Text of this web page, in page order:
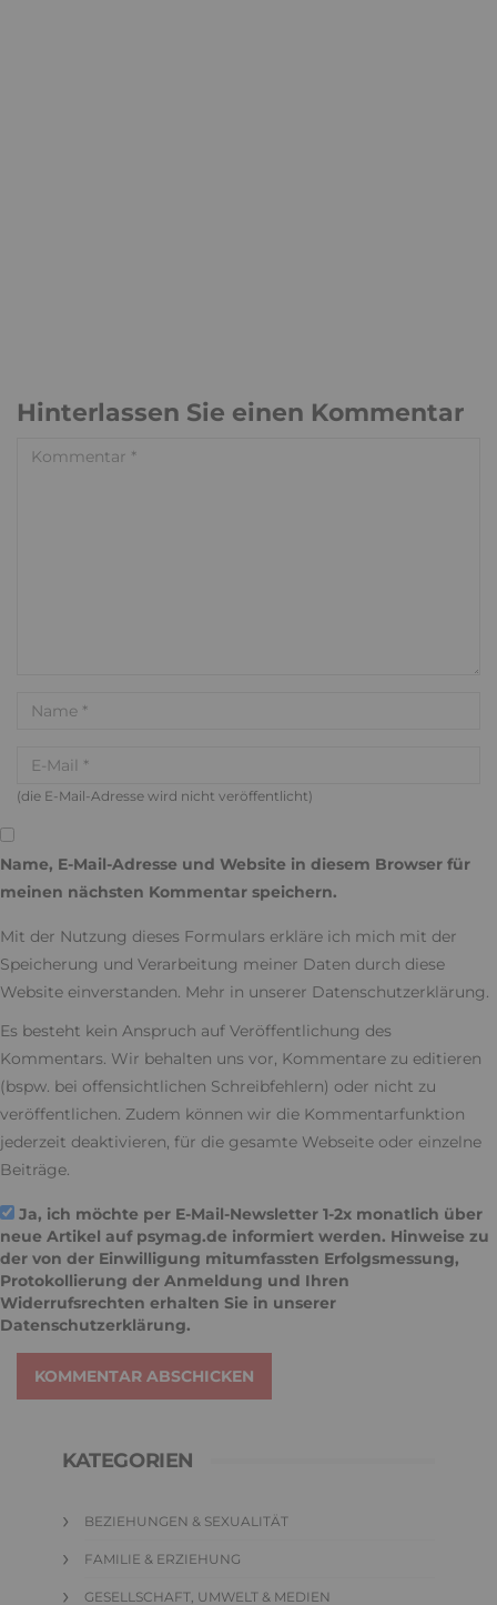
Hinterlassen Sie einen Kommentar
(die E-Mail-Adresse wird nicht veröffentlicht)
Name, E-Mail-Adresse und Website in diesem Browser für
meinen nächsten Kommentar speichern.
Mit der Nutzung dieses Formulars erkläre ich mich mit der
Speicherung und Verarbeitung meiner Daten durch diese
Website einverstanden. Mehr in unserer Datenschutzerklärung.
Es besteht kein Anspruch auf Veröffentlichung des
Kommentars. Wir behalten uns vor, Kommentare zu editieren
(bspw. bei offensichtlichen Schreibfehlern) oder nicht zu
veröffentlichen. Zudem können wir die Kommentarfunktion
jederzeit deaktivieren, für die gesamte Webseite oder einzelne
Beiträge.
Ja, ich möchte per E-Mail-Newsletter 1-2x monatlich über
neue Artikel auf psymag.de informiert werden. Hinweise zu
der von der Einwilligung mitumfassten Erfolgsmessung,
Protokollierung der Anmeldung und Ihren
Widerrufsrechten erhalten Sie in unserer
Datenschutzerklärung.
KOMMENTAR ABSCHICKEN
KATEGORIEN
BEZIEHUNGEN & SEXUALITÄT
FAMILIE & ERZIEHUNG
GESELLSCHAFT, UMWELT & MEDIEN